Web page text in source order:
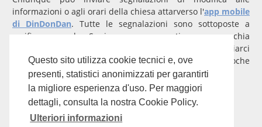
Questo sito utilizza cookie tecnici e, ove
presenti, statistici anonimizzati per garantirti
la migliore esperienza d'uso. Per maggiori
dettagli, consulta la nostra Cookie Policy.
Ulteriori informazioni
informazioni o agli orari della chiesa attarverso l'app mobile
di DinDonDan. Tutte le segnalazioni sono sottoposte a
verifica manuale. Se invece rappresenti una parrocchia
con un account verificato per inviarci
comunicazioni prioritarie che saranno gestite entro poche
Per qualunque domanda scrivi ainfo@dindondan.app